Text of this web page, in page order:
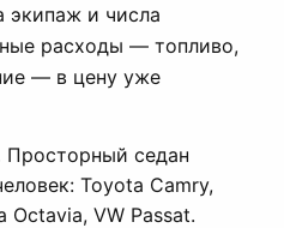
экипаж и числа
расходы — топливо,
— в цену уже
Просторный седан
Toyota Camry,
Octavia, VW Passat.